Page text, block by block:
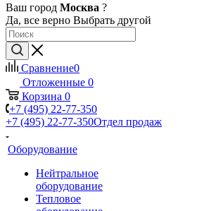
Ваш город Москва ?
Да, все верно Выбрать другой
Сравнение0
Отложенные 0
Корзина 0
+7 (495) 22-77-350
+7 (495) 22-77-350Отдел продаж
Оборудование
Нейтральное
оборудование
Тепловое